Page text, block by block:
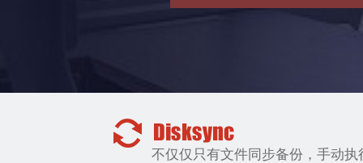
不仅仅只有文件同步备份，手动执